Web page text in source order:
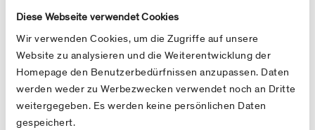
Diese Webseite verwendet Cookies
Wir verwenden Cookies, um die Zugriffe auf unsere
Website zu analysieren und die Weiterentwicklung der
Homepage den Benutzerbedürfnissen anzupassen. Daten
werden weder zu Werbezwecken verwendet noch an Dritte
weitergegeben. Es werden keine persönlichen Daten
gespeichert.
elektronisch eingereicht.
Baugesuch stellen
Top Downloads